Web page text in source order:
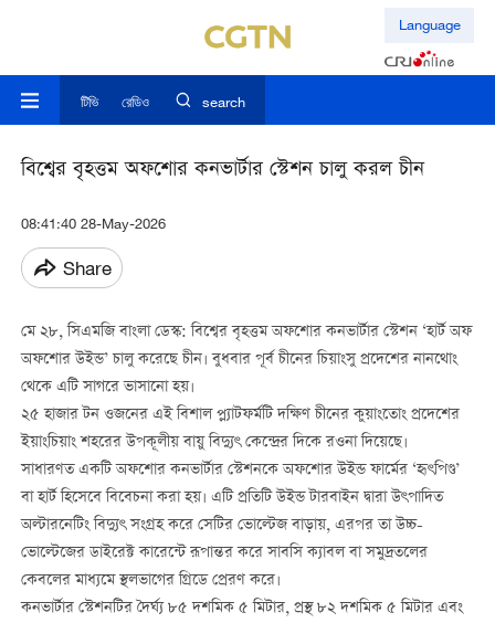
Language
টিভি রেডিও search
বিশ্বের বৃহত্তম অফশোর কনভার্টার স্টেশন চালু করল চীন
08:41:40 28-May-2026
Share
মে ২৮, সিএমজি বাংলা ডেস্ক: বিশ্বের বৃহত্তম অফশোর কনভার্টার স্টেশন ‘হার্ট অফ
অফশোর উইন্ড’ চালু করেছে চীন। বুধবার পূর্ব চীনের চিয়াংসু প্রদেশের নানথোং
থেকে এটি সাগরে ভাসানো হয়।
২৫ হাজার টন ওজনের এই বিশাল প্ল্যাটফর্মটি দক্ষিণ চীনের কুয়াংতোং প্রদেশের
ইয়াংচিয়াং শহরের উপকূলীয় বায়ু বিদ্যুৎ কেন্দ্রের দিকে রওনা দিয়েছে।
সাধারণত একটি অফশোর কনভার্টার স্টেশনকে অফশোর উইন্ড ফার্মের ‘হৃৎপিণ্ড’
বা হার্ট হিসেবে বিবেচনা করা হয়। এটি প্রতিটি উইন্ড টারবাইন দ্বারা উৎপাদিত
অল্টারনেটিং বিদ্যুৎ সংগ্রহ করে সেটির ভোল্টেজ বাড়ায়, এরপর তা উচ্চ-
ভোল্টেজের ডাইরেক্ট কারেন্টে রূপান্তর করে সাবসি ক্যাবল বা সমুদ্রতলের
কেবলের মাধ্যমে স্থলভাগের গ্রিডে প্রেরণ করে।
কনভার্টার স্টেশনটির দৈর্ঘ্য ৮৫ দশমিক ৫ মিটার, প্রস্থ ৮২ দশমিক ৫ মিটার এবং